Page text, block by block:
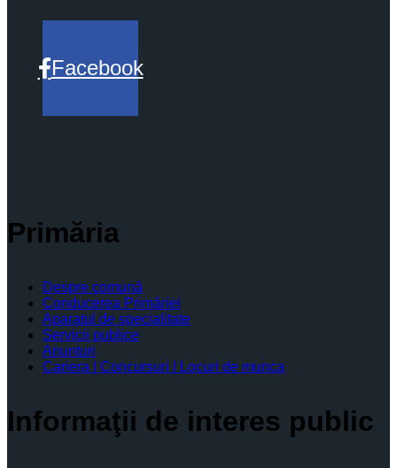
Facebook
Primăria
Despre comună
Conducerea Primăriei
Aparatul de specialitate
Servicii publice
Anunturi
Cariera | Concursuri | Locuri de munca
Informaţii de interes public